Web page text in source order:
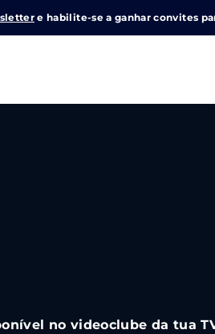
e habilite-se a ganhar convites
no videoclube da tua